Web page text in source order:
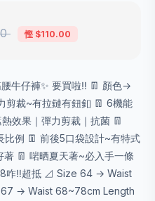
慳 $110.00
牛仔褲✨ 要買啦‼️ 👖 顏色→
剪裁~有拉鏈有鈕釦 👖 6機能
效果｜彈力剪裁｜抗菌 👖
例 👖 前後5口袋設計~有特式
👖 啱晒夏天著~必入手一條
咋‼️超抵 ⊿ Size 64 → Waist
→ Waist 68~78cm Length